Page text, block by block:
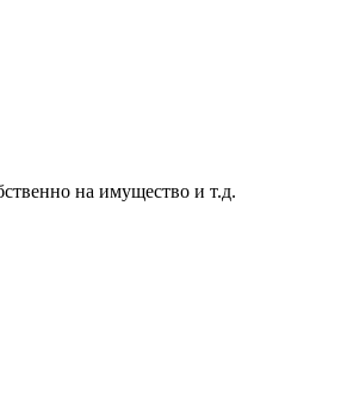
на имущество и т.д.